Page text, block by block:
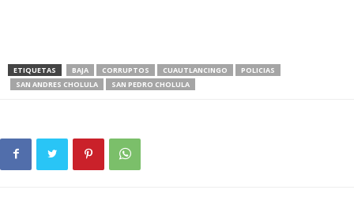
ETIQUETAS BAJA CORRUPTOS CUAUTLANCINGO
POLICIAS
SAN ANDRES CHOLULA
SAN PEDRO CHOLULA